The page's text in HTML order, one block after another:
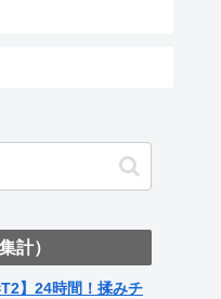
計）
T2】24時間！揉みチ